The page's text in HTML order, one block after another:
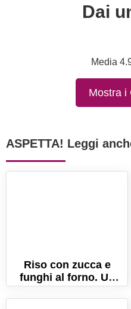
Dai
Media
Mostra i
ASPETTA! Leggi
Riso con zucca e
funghi al forno. Un
timballo ricco e
gustoso!